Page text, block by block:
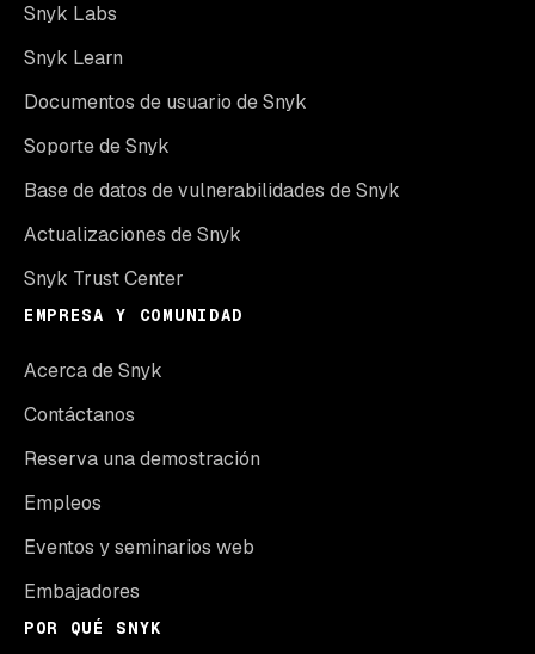
Snyk Labs
Snyk Learn
Documentos de usuario de Snyk
Soporte de Snyk
Base de datos de vulnerabilidades de Snyk
Actualizaciones de Snyk
Snyk Trust Center
EMPRESA Y COMUNIDAD
Acerca de Snyk
Contáctanos
Reserva una demostración
Empleos
Eventos y seminarios web
Embajadores
POR QUÉ SNYK